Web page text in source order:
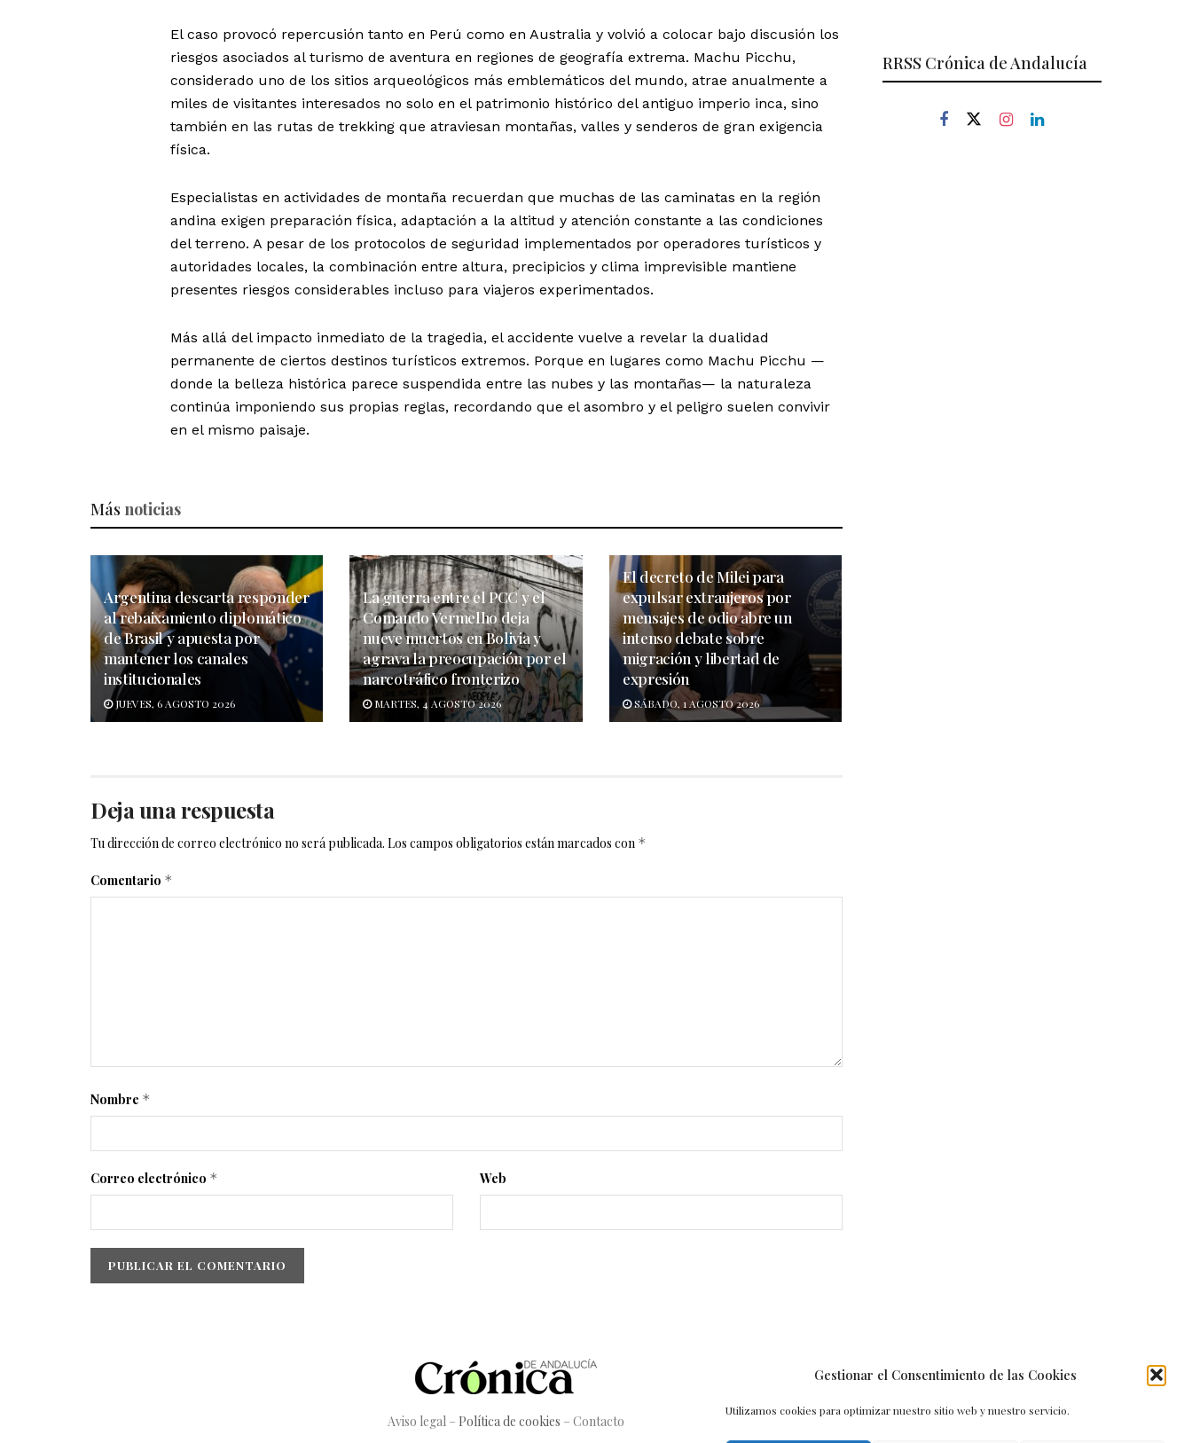
Gestionar el Consentimiento de las Cookies
Utilizamos cookies para optimizar nuestro sitio web y nuestro servicio.
El caso provocó repercusión tanto en Perú como en Australia y volvió a colocar bajo discusión los
riesgos asociados al turismo de aventura en regiones de geografía extrema. Machu Picchu,
considerado uno de los sitios arqueológicos más emblemáticos del mundo, atrae anualmente a
miles de visitantes interesados no solo en el patrimonio histórico del antiguo imperio inca, sino
también en las rutas de trekking que atraviesan montañas, valles y senderos de gran exigencia
física.
Especialistas en actividades de montaña recuerdan que muchas de las caminatas en la región
andina exigen preparación física, adaptación a la altitud y atención constante a las condiciones
del terreno. A pesar de los protocolos de seguridad implementados por operadores turísticos y
autoridades locales, la combinación entre altura, precipicios y clima imprevisible mantiene
presentes riesgos considerables incluso para viajeros experimentados.
Más allá del impacto inmediato de la tragedia, el accidente vuelve a revelar la dualidad
permanente de ciertos destinos turísticos extremos. Porque en lugares como Machu Picchu —
donde la belleza histórica parece suspendida entre las nubes y las montañas— la naturaleza
continúa imponiendo sus propias reglas, recordando que el asombro y el peligro suelen convivir
en el mismo paisaje.
Más noticias
Argentina descarta responder
al rebaixamiento diplomático
de Brasil y apuesta por
mantener los canales
institucionales
JUEVES, 6 AGOSTO 2026
La guerra entre el PCC y el
Comando Vermelho deja
nueve muertos en Bolivia y
agrava la preocupación por el
narcotráfico fronterizo
MARTES, 4 AGOSTO 2026
El decreto de Milei para
expulsar extranjeros por
mensajes de odio abre un
intenso debate sobre
migración y libertad de
expresión
SÁBADO, 1 AGOSTO 2026
Deja una respuesta
Tu dirección de correo electrónico no será publicada. Los campos obligatorios están marcados con *
Comentario *
Nombre *
Correo electrónico * Web
RRSS Crónica de Andalucía
Aviso legal– Política de cookies – Contacto